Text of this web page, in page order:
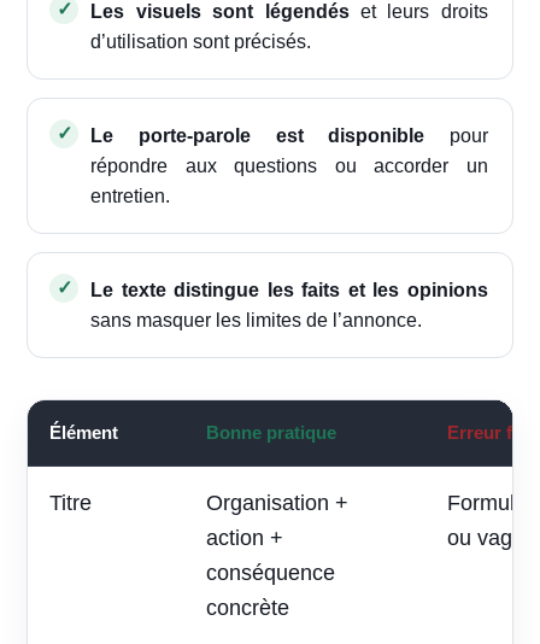
Les visuels sont légendéset leurs droits
d’utilisation sont précisés.
Le porte-parole est disponible pour
répondre aux questions ou accorder un
entretien.
Le texte distingue les faits et les opinions
sans masquer les limites de l’annonce.
Élément Bonne pratique Erreur
Titre
Organisation +
action +
conséquence
concrète
Formule
ou vague